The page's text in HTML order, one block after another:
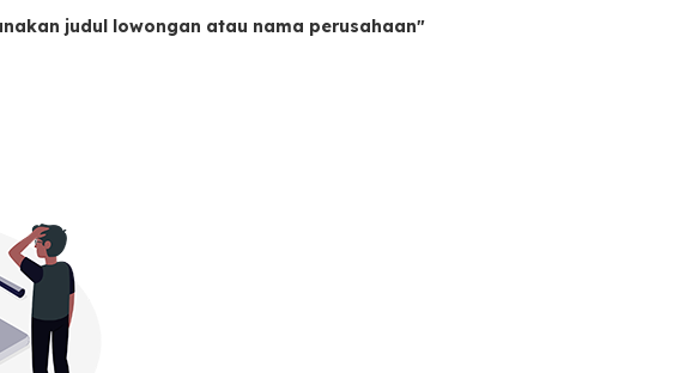
judul lowongan atau nama perusahaan"